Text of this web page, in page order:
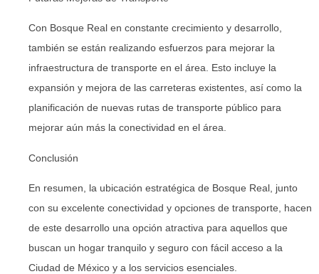
Con Bosque Real en constante crecimiento y desarrollo,
también se están realizando esfuerzos para mejorar la
infraestructura de transporte en el área. Esto incluye la
expansión y mejora de las carreteras existentes, así como la
planificación de nuevas rutas de transporte público para
mejorar aún más la conectividad en el área.
Conclusión
En resumen, la ubicación estratégica de Bosque Real, junto
con su excelente conectividad y opciones de transporte, hacen
de este desarrollo una opción atractiva para aquellos que
buscan un hogar tranquilo y seguro con fácil acceso a la
Ciudad de México y a los servicios esenciales.